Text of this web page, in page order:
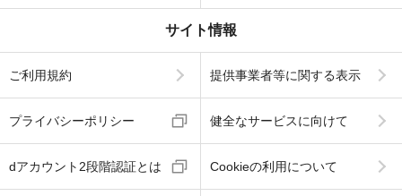
サイト情報
ご利用規約 提供事業者等に関する表示
プライバシーポリシー 健全なサービスに向けて
dアカウント2段階認証とは Cookieの利用について